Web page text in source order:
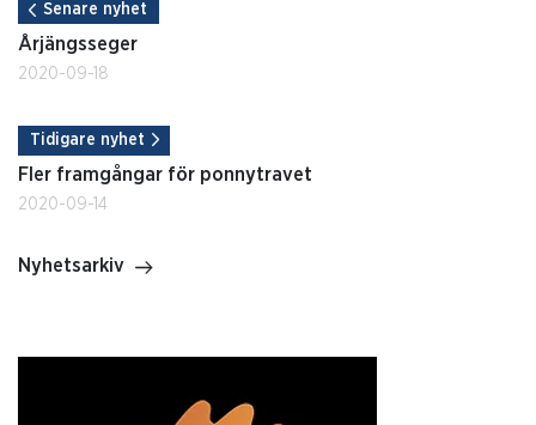
Senare nyhet
Årjängsseger
2020-09-18
Tidigare nyhet
Fler framgångar för ponnytravet
2020-09-14
Nyhetsarkiv